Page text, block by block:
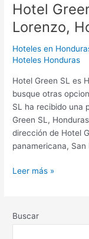
Hotel
Lorenzo,
Hoteles en
Hoteles Honduras
Hotel Green SL es
busque otras
SL ha recibido una
Green SL,
dirección de Hotel
panamericana,
Leer más »
Buscar